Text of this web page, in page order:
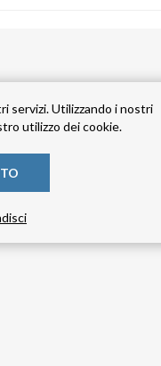
servizi. Utilizzando i nostri
utilizzo dei cookie.